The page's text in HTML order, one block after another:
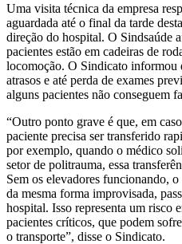
Uma visita técnica da empresa
aguardada até o final da tarde
direção do hospital. O Sindsaúde
pacientes estão em cadeiras de
locomoção. O Sindicato informou
atrasos e até perda de exames
alguns pacientes não conseguem
“Outro ponto grave é que, em
paciente precisa ser transferido
por exemplo, quando o médico
setor de politrauma, essa
Sem os elevadores funcionando,
da mesma forma improvisada,
hospital. Isso representa um risco
pacientes críticos, que podem
o transporte”, disse o Sindicato.